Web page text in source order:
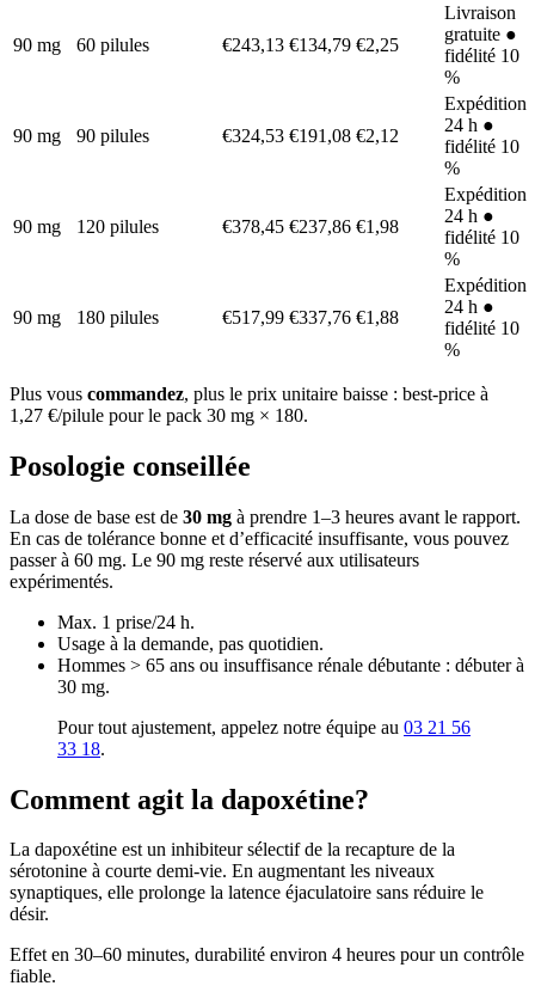
90 mg 60 pilules €243,13 €134,79 €2,25
Livraison
gratuite ●
fidélité 10
%
90 mg 90 pilules €324,53 €191,08 €2,12
Expédition
24 h ●
fidélité 10
%
90 mg 120 pilules €378,45 €237,86 €1,98
Expédition
24 h ●
fidélité 10
%
90 mg 180 pilules €517,99 €337,76 €1,88
Expédition
24 h ●
fidélité 10
%
Plus vous commandez, plus le prix unitaire baisse : best-price à
1,27 €/pilule pour le pack 30 mg × 180.
Posologie conseillée
La dose de base est de 30 mg à prendre 1–3 heures avant le rapport.
En cas de tolérance bonne et d’efficacité insuffisante, vous pouvez
passer à 60 mg. Le 90 mg reste réservé aux utilisateurs
expérimentés.
Max. 1 prise/24 h.
Usage à la demande, pas quotidien.
Hommes > 65 ans ou insuffisance rénale débutante : débuter à
30 mg.
Pour tout ajustement, appelez notre équipe au 03 21 56
33 18.
Comment agit la dapoxétine?
La dapoxétine est un inhibiteur sélectif de la recapture de la
sérotonine à courte demi-vie. En augmentant les niveaux
synaptiques, elle prolonge la latence éjaculatoire sans réduire le
désir.
Effet en 30–60 minutes, durabilité environ 4 heures pour un contrôle
fiable.